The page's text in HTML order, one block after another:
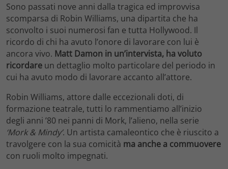
Sono passati nove anni dalla tragica ed improvvisa
scomparsa di Robin Williams, una dipartita che ha
sconvolto i suoi numerosi fan e tutta Hollywood. Il
ricordo di chi ha avuto l’onore di lavorare con lui è
ancora vivo. Matt Damon in un’intervista, ha voluto
ricordare un dettaglio molto particolare del periodo in
cui ha avuto modo di lavorare accanto all’attore.
Robin Williams, attore dalle eccezionali doti, di
formazione teatrale, tutti lo rammentiamo all’inizio
degli anni ’80 nei panni di Mork, l’alieno, nella serie
‘Mork & Mindy’. Un artista camaleontico che è riuscito a
travolgere con la sua comicità ma anche a commuovere
con ruoli molto impegnati.